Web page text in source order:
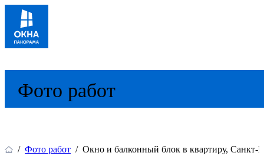
Фото работ
/ Фото работ / Окно и балконный блок в квартиру, Санкт-